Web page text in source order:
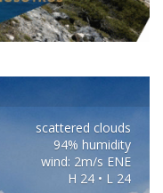
scattered clouds
94% humidity
wind: 2m/s ENE
H 24 • L 24